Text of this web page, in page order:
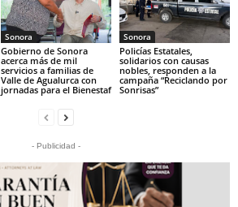
Sonora
Gobierno de Sonora
acerca más de mil
servicios a familias de
Valle de Agualurca con
jornadas para el Bienestaf
Sonora
Policías Estatales,
solidarios con causas
nobles, responden a la
campaña “Reciclando por
Sonrisas”
- Publicidad -